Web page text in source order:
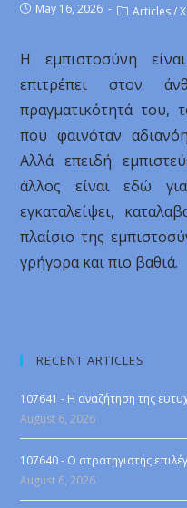
May 16, 2026 Articles / X
Η εμπιστοσύνη
επιτρέπει στον
πραγματικότητά του,
που φαινόταν
Αλλά επειδή
άλλος είναι εδώ
εγκαταλείψει,
πλαίσιο της
γρήγορα και πιο βαθιά.
RECENT ARTICLES
107641 - Η αναζήτηση της
August 6, 2026
107640 - Ο στρατηγιστής
August 6, 2026